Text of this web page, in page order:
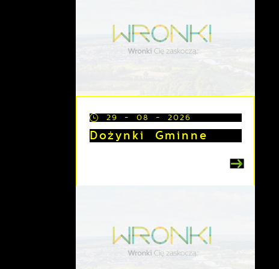
29 - 08 - 2026
Dożynki Gminne